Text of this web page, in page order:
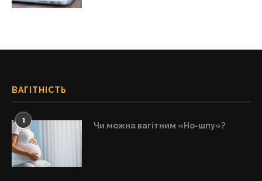
ВАГІТНІСТЬ
1 Чи можна вагітним «Но-шпу»?